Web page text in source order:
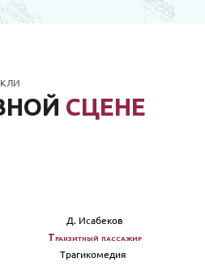
СЦЕНЕ
Д. Исабеков
Транзитный пассажир
Трагикомедия